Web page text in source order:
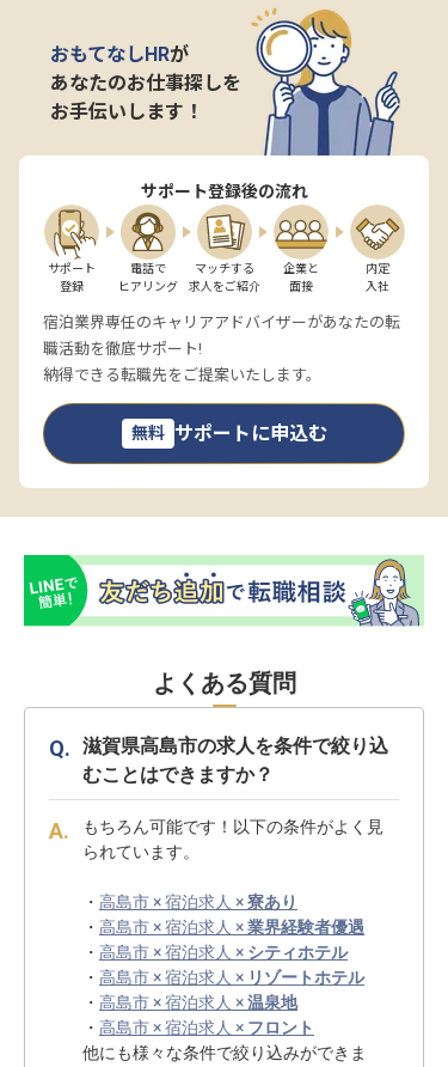
おもてなしHRが
あなたのお仕事探しを
お手伝いします！
サポート登録後の流れ
サポート
登録
電話で
ヒアリング
マッチする
求人をご紹介
企業と
面接
内定
入社
宿泊業界専任のキャリアアドバイザーがあなたの転
職活動を徹底サポート!
納得できる転職先をご提案いたします。
無料 サポートに申込む
よくある質問
滋賀県高島市の求人を条件で絞り込
むことはできますか？
もちろん可能です！以下の条件がよく見
られています。
・ 高島市 × 宿泊求人 ×寮あり
・ 高島市 × 宿泊求人 ×業界経験者優遇
・ 高島市 × 宿泊求人 × シティホテル
・ 高島市 × 宿泊求人 × リゾートホテル
・ 高島市 × 宿泊求人 ×温泉地
・ 高島市 × 宿泊求人 × フロント
他にも様々な条件で絞り込みができま